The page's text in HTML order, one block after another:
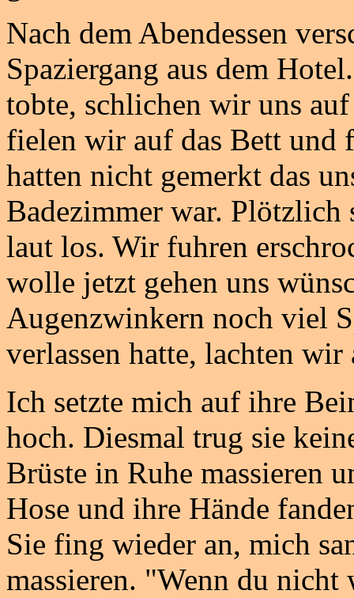
Nach dem Abendessen
Spaziergang aus dem
tobte, schlichen wir uns
fielen wir auf das Bett und
hatten nicht gemerkt das
Badezimmer war.
laut los. Wir fuhren
wolle jetzt gehen uns
Augenzwinkern noch viel
verlassen hatte, lachten
Ich setzte mich auf ihre
hoch. Diesmal trug sie
Brüste in Ruhe massieren
Hose und ihre Hände
Sie fing wieder an, mich
massieren. "Wenn du